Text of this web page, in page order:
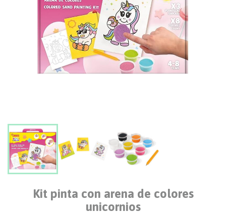
Kit pinta con arena de colores
unicornios